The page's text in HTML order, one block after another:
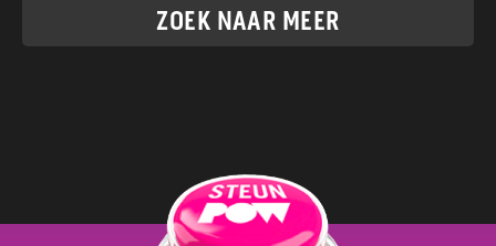
ZOEK NAAR MEER